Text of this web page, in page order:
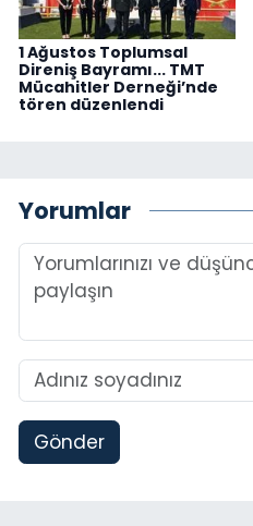
1 Ağustos Toplumsal
Direniş Bayramı... TMT
Mücahitler Derneği’nde
tören düzenlendi
Yorumlar
Gönder